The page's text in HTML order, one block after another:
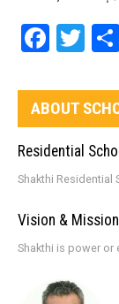
ABOUT
Residential
Shakthi Residential
Vision & Mission
Shakthi is power or